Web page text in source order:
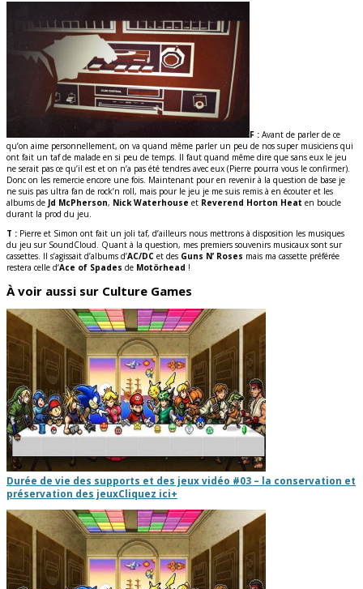
F : Avant de parler de ce
qu’on aime personnellement, on va quand même parler un peu de nos super musiciens qui
ont fait un taf de malade en si peu de temps. Il faut quand même dire que sans eux le jeu
ne serait pas ce qu’il est et on n’a pas été tendres avec eux (Pierre pourra vous le confirmer).
Donc on les remercie encore une fois. Maintenant pour en revenir à la question de base je
ne suis pas ultra fan de rock’n roll, mais pour le jeu je me suis remis à en écouter et les
albums de Jd McPherson, Nick Waterhouse et Reverend Horton Heat en boucle
durant la prod du jeu.
T : Pierre et Simon ont fait un joli taf, d’ailleurs nous mettrons à disposition les musiques
du jeu sur SoundCloud. Quant à la question, mes premiers souvenirs musicaux sont sur
cassettes. Il s’agissait d’albums d’AC/DC et des Guns N’ Roses mais ma cassette préférée
restera celle d’Ace of Spades de Motörhead !
À voir aussi sur Culture Games
Durée de vie des supports et des jeux vidéo #03 – la conservation et
préservation des jeuxCliquez ici+